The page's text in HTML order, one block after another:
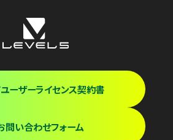
ーザーライセンス契約書
問い合わせフォーム